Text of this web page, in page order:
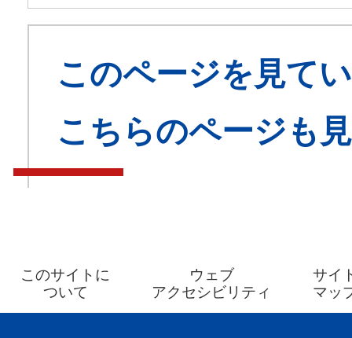
このページを見て
こちらのページも
このサイトに
ついて
ウェブ
アクセシビリティ
サイ
マッ